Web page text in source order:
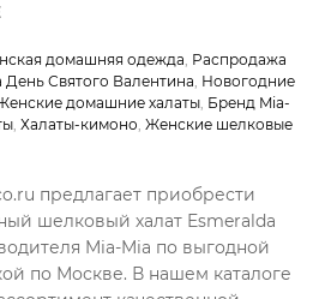
домашняя одежда Распродажа
Святого Валентина Новогодние
домашние халаты Бренд Mia-
Халаты-кимоно Женские шелковые
предлагает приобрести
шелковый халат Esmeralda
Mia-Mia по выгодной
по Москве. В нашем каталоге